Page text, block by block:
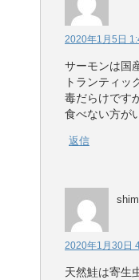
2020年1月5日
サーモンは国
トランティッ
毒だらけです
食べない方が
返信
2020年1月30日
天然鮭は寄生